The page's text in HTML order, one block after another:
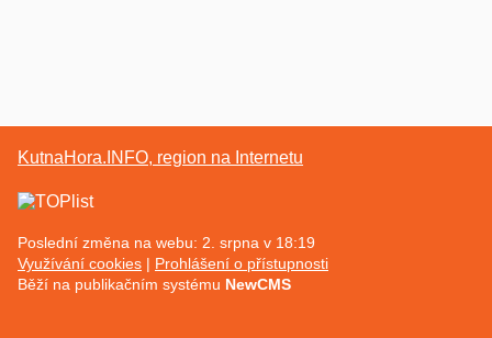
KutnaHora.INFO, region na Internetu
Poslední změna na webu: 2. srpna v 18:19
Využívání cookies
Prohlášení o přístupnosti
Běží na publikačním systému NewCMS